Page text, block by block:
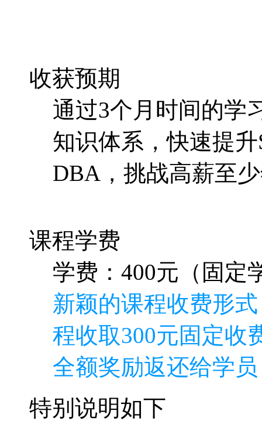
收获预期
通过3个月时间的学
知识体系，快速提
DBA，挑战高薪至
课程学费
学费：400元（固定
新颖的课程收费形
程收取300元固定收
全额奖励返还给学
特别说明如下